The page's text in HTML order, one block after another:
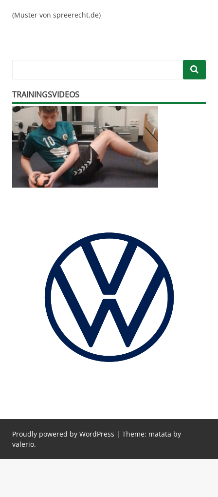
(Muster von spreerecht.de)
TRAININGSVIDEOS
Proudly powered by WordPress | Theme: matata by
valerio.